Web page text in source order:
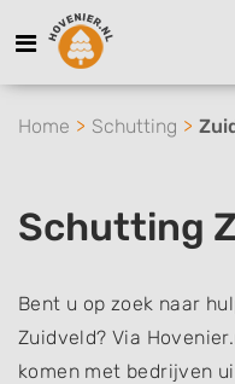
Home Schutting
Schutting
Bent u op zoek naar
Zuidveld? Via
komen met bedrijven